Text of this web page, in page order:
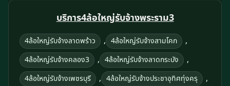
บริการ4ล้อใหญ่รับจ้างพระราม3
4ล้อใหญ่รับจ้างลาดพร้าว , 4ล้อใหญ่รับจ้างสามโคก ,
4ล้อใหญ่รับจ้างคลอง3 , 4ล้อใหญ่รับจ้างลาดกระบัง ,
4ล้อใหญ่รับจ้างเพชรบุรี , 4ล้อใหญ่รับจ้างประชาอุทิศทุ่งครุ ,